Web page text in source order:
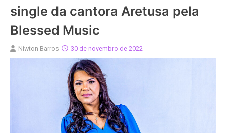
single da cantora Aretusa pela
Blessed Music
Niwton Barros 30 de novembro de 2022